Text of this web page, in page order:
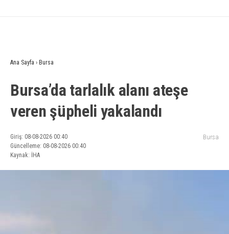
Ana Sayfa › Bursa
Bursa’da tarlalık alanı ateşe
veren şüpheli yakalandı
Giriş: 08-08-2026 00:40
Güncelleme: 08-08-2026 00:40
Kaynak: İHA
Bursa